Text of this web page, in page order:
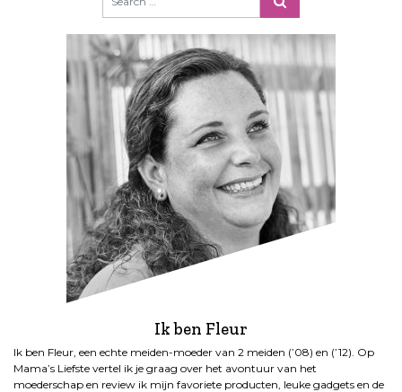
Ik ben Fleur
Ik ben Fleur, een echte meiden-moeder van 2 meiden (’08) en (’12). Op
Mama’s Liefste vertel ik je graag over het avontuur van het
moederschap en review ik mijn favoriete producten, leuke gadgets en de